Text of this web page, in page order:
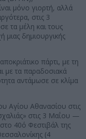
μόνο γιορτή, αλλά
στις 3
τα μέλη και τους
δημιουργικής
πάρτι, με τη
με τα παραδοσιακά
αντάμωσε σε κλίμα
Αγίου Αθανασίου στις
στις 3 Μαΐου —
40ό Φεστιβάλ της
(4